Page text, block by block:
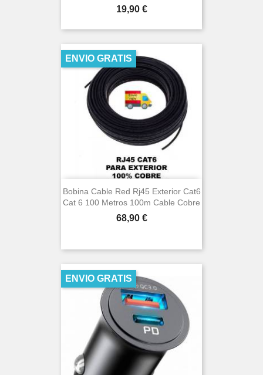
Precio
19,90 €
Bobina Cable Red Rj45 Exterior Cat6
Cat 6 100 Metros 100m Cable Cobre
Precio
68,90 €
ENVIO GRATIS
ENVIO GRATIS